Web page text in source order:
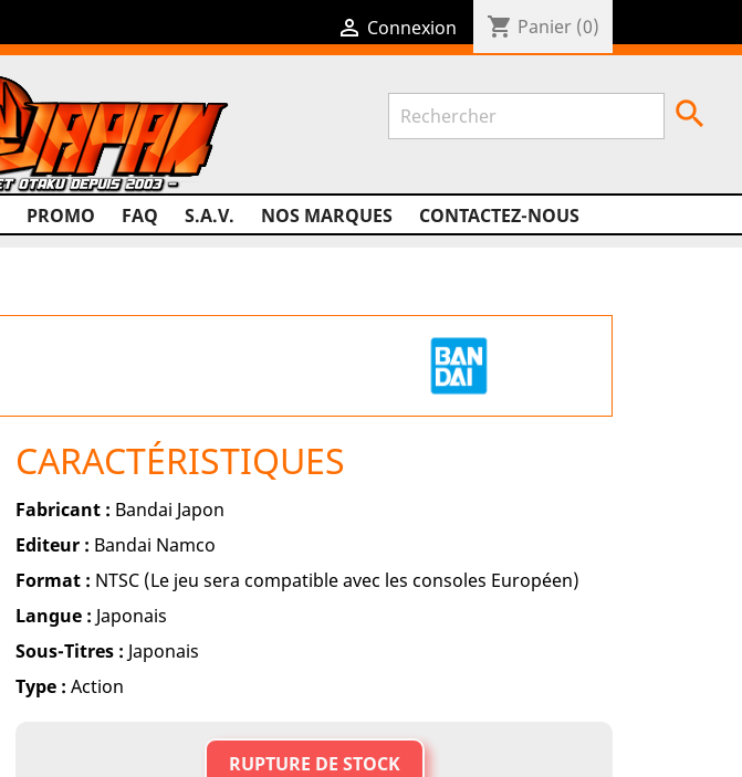
 Connexion shopping_cart Panier (0)
PROMO FAQ S.A.V. NOS MARQUES CONTACTEZ-NOUS

CARACTÉRISTIQUES
Fabricant : Bandai Japon
Editeur : Bandai Namco
Format : NTSC (Le jeu sera compatible avec les consoles Européen)
Langue : Japonais
Sous-Titres : Japonais
Type : Action
RUPTURE DE STOCK